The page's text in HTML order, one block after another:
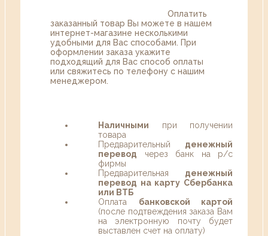
Оплатить
заказанный товар Вы можете в нашем
интернет-магазине несколькими
удобными для Вас способами. При
оформлении заказа укажите
подходящий для Вас способ оплаты
или свяжитесь по телефону с нашим
менеджером.
Наличными при получении
товара
Предварительный денежный
перевод через банк на р/с
фирмы
Предварительная денежный
перевод на карту Сбербанка
или ВТБ
Оплата банковской картой
(после подтвеждения заказа Вам
на электронную почту будет
выставлен счет на оплату)